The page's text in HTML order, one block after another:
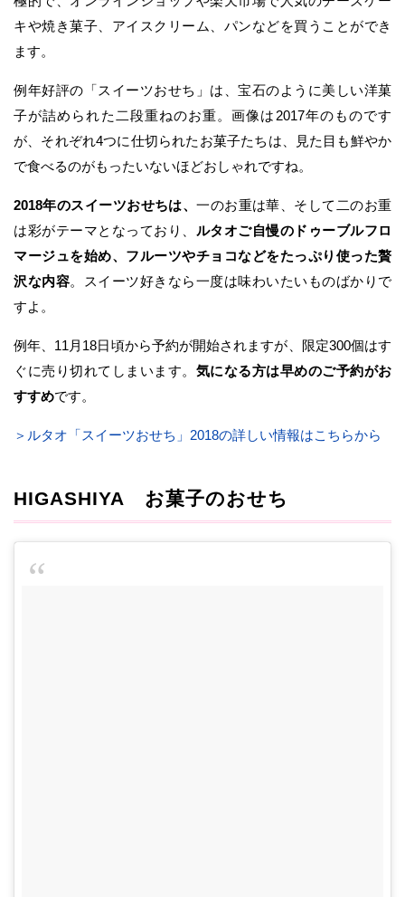
キや焼き菓子、アイスクリーム、パンなどを買うことができ
ます。
例年好評の「スイーツおせち」は、宝石のように美しい洋菓
子が詰められた二段重ねのお重。画像は2017年のものです
が、それぞれ4つに仕切られたお菓子たちは、見た目も鮮やか
で食べるのがもったいないほどおしゃれですね。
2018年のスイーツおせちは、一のお重は華、そして二のお重
は彩がテーマとなっており、 ルタオご自慢のドゥーブルフロ
マージュを始め、フルーツやチョコなどをたっぷり使った贅
沢な内容。スイーツ好きなら一度は味わいたいものばかりで
すよ。
例年、11月18日頃から予約が開始されますが、限定300個はす
ぐに売り切れてしまいます。 気になる方は早めのご予約がお
すすめです。
＞ルタオ「スイーツおせち」2018の詳しい情報はこちらから
HIGASHIYA お菓子のおせち